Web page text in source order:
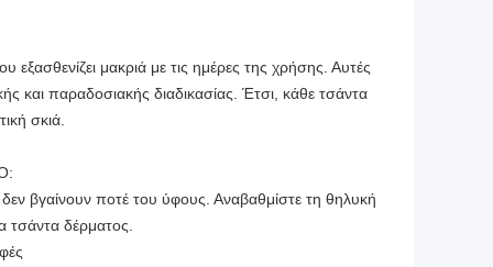
εξασθενίζει μακριά με τις ημέρες της χρήσης. Αυτές
και παραδοσιακής διαδικασίας. Έτσι, κάθε τσάντα
σκιά.
βγαίνουν ποτέ του ύφους. Αναβαθμίστε τη θηλυκή
τσάντα δέρματος.